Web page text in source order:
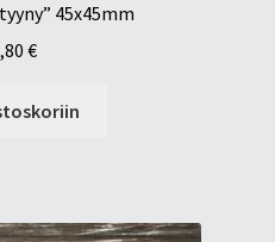
45x45mm
€